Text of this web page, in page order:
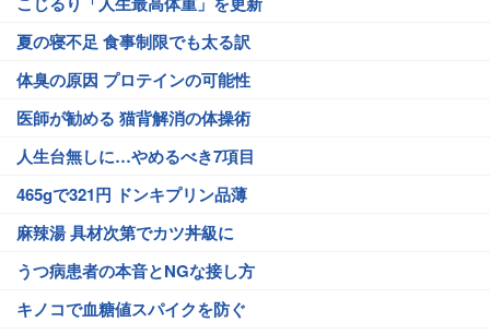
夏の寝不足 食事制限でも太る訳
体臭の原因 プロテインの可能性
医師が勧める 猫背解消の体操術
人生台無しに…やめるべき7項目
465gで321円 ドンキプリン品薄
麻辣湯 具材次第でカツ丼級に
うつ病患者の本音とNGな接し方
キノコで血糖値スパイクを防ぐ